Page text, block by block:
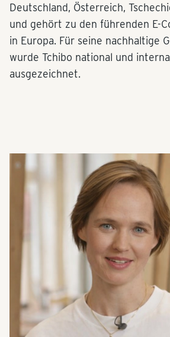
Deutschland, Österreich,
und gehört zu den führenden E-
in Europa. Für seine nachhaltige
wurde Tchibo national und
ausgezeichnet.